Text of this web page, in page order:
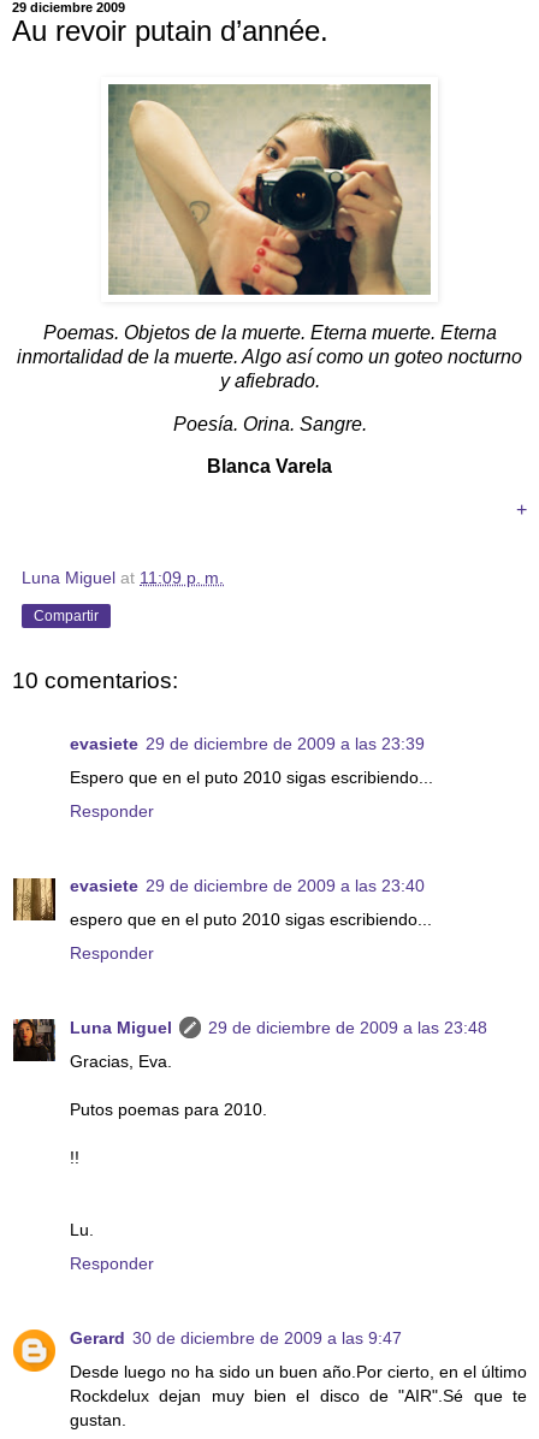
29 diciembre 2009
Au revoir putain d’année.
Poemas. Objetos de la muerte. Eterna muerte. Eterna
inmortalidad de la muerte. Algo así como un goteo nocturno
y afiebrado.
Poesía. Orina. Sangre.
Blanca Varela
+
Luna Miguel at 11:09 p. m.
Compartir
10 comentarios:
evasiete 29 de diciembre de 2009 a las 23:39
Espero que en el puto 2010 sigas escribiendo...
Responder
evasiete 29 de diciembre de 2009 a las 23:40
espero que en el puto 2010 sigas escribiendo...
Responder
Luna Miguel
29 de diciembre de 2009 a las 23:48
Gracias, Eva.
Putos poemas para 2010.
!!
Lu.
Responder
Gerard 30 de diciembre de 2009 a las 9:47
Desde luego no ha sido un buen año.Por cierto, en el último
Rockdelux dejan muy bien el disco de "AIR".Sé que te
gustan.